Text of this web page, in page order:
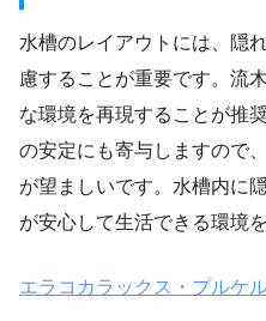
水槽のレイアウトには、隠
慮することが重要です。流
な環境を再現することが推
の安定にも寄与しますので
が望ましいです。水槽内に
が安心して生活できる環境
エラコカラックス・プルケ